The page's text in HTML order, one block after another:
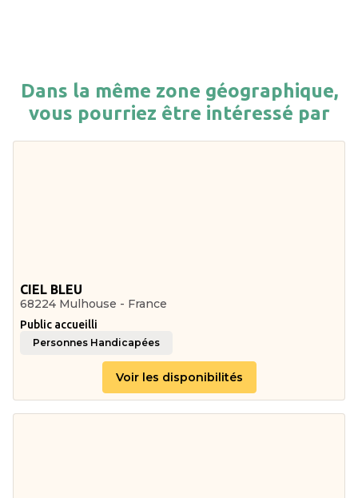
Dans la même zone géographique,
vous pourriez être intéressé par
CIEL BLEU
68224 Mulhouse - France
Public accueilli
Personnes Handicapées
Voir les disponibilités